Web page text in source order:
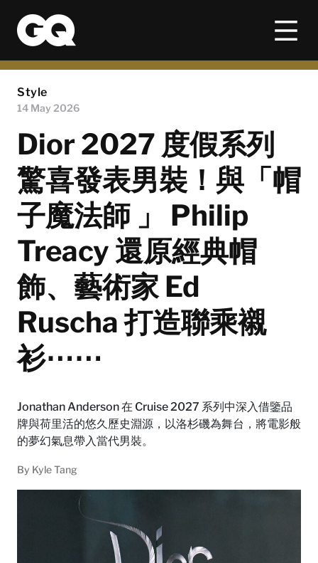
Style
14 May 2026
Dior 2027 度假系列
驚喜發表男裝！與「帽
子魔法師 」 Philip
Treacy 還原經典帽
飾、藝術家 Ed
Ruscha 打造聯乘襯
衫⋯⋯
Jonathan Anderson 在 Cruise 2027 系列中深入借鑒品
牌與荷里活的悠久歷史淵源，以洛杉磯為舞台，將電影般
的夢幻氣息帶入當代男裝。
By Kyle Tang